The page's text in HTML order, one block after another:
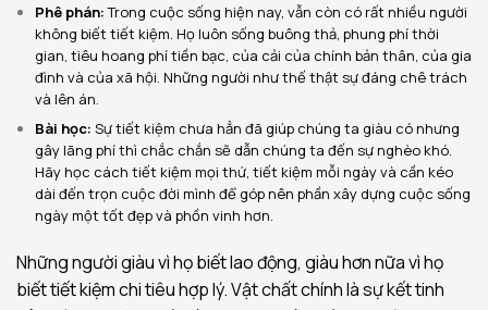
Phê phán:Trong cuộc sống hiện nay, vẫn còn có rất nhiều người
không biết tiết kiệm. Họ luôn sống buông thả, phung phí thời
gian, tiêu hoang phí tiền bạc, của cải của chính bản thân, của gia
đình và của xã hội. Những người như thế thật sự đáng chê trách
và lên án.
Bài học: Sự tiết kiệm chưa hẳn đã giúp chúng ta giàu có nhưng
gây lãng phí thì chắc chắn sẽ dẫn chúng ta đến sự nghèo khó.
Hãy học cách tiết kiệm mọi thứ, tiết kiệm mỗi ngày và cần kéo
dài đến trọn cuộc đời mình để góp nên phần xây dựng cuộc sống
ngày một tốt đẹp và phồn vinh hơn.
Những người giàu vì họ biết lao động, giàu hơn nữa vì họ
biết tiết kiệm chi tiêu hợp lý. Vật chất chính là sự kết tinh